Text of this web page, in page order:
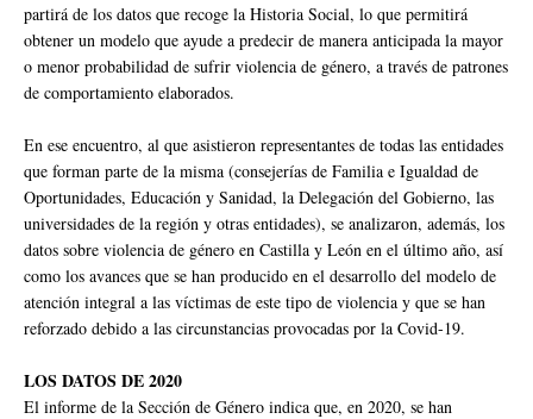
partirá de los datos que recoge la Historia Social, lo que permitirá
obtener un modelo que ayude a predecir de manera anticipada la mayor
o menor probabilidad de sufrir violencia de género, a través de patrones
de comportamiento elaborados.
En ese encuentro, al que asistieron representantes de todas las entidades
que forman parte de la misma (consejerías de Familia e Igualdad de
Oportunidades, Educación y Sanidad, la Delegación del Gobierno, las
universidades de la región y otras entidades), se analizaron, además, los
datos sobre violencia de género en Castilla y León en el último año, así
como los avances que se han producido en el desarrollo del modelo de
atención integral a las víctimas de este tipo de violencia y que se han
reforzado debido a las circunstancias provocadas por la Covid-19.
LOS DATOS DE 2020
El informe de la Sección de Género indica que, en 2020, se han